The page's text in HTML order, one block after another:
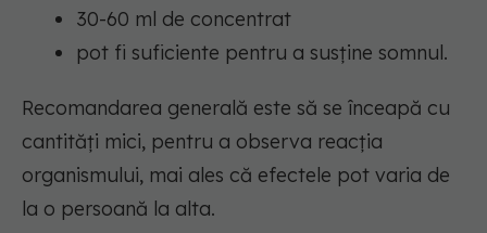
30-60 ml de concentrat
pot fi suficiente pentru a susține somnul.
Recomandarea generală este să se înceapă cu
cantități mici, pentru a observa reacția
organismului, mai ales că efectele pot varia de
la o persoană la alta.